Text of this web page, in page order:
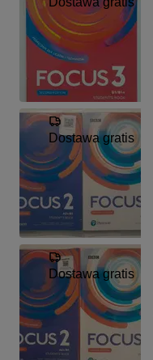
Dostawa gratis
Dostawa gratis